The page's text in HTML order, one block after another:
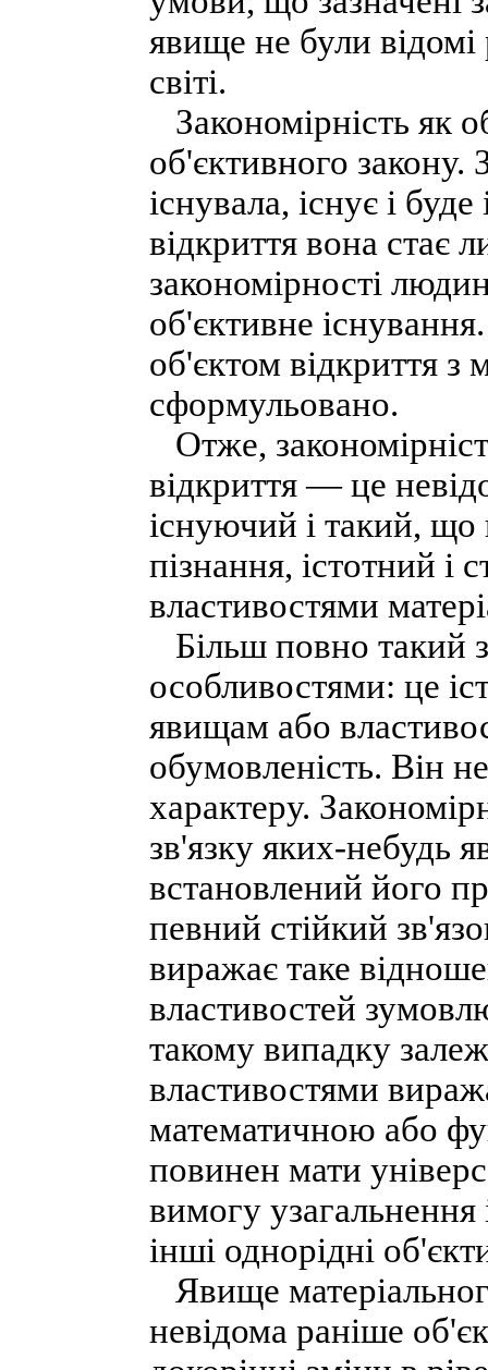
явище не були
світі.
Закономірність як
об'єктивного закону.
існувала, існує і
відкриття вона стає
закономірності
об'єктивне
об'єктом відкриття з
сформульовано.
Отже,
відкриття — це
існуючий і такий, що
пізнання, істотний і
властивостями
Більш повно такий
особливостями: це
явищам або
обумовленість. Він
характеру.
зв'язку яких-небудь
встановлений його
певний стійкий
виражає таке
властивостей
такому випадку
властивостями
математичною або
повинен мати
вимогу
інші однорідні
Явище
невідома раніше